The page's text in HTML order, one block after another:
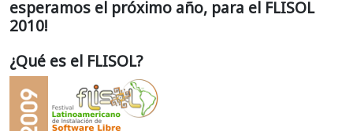
esperamos el próximo año, para el FLISOL
2010!
¿Qué es el FLISOL?